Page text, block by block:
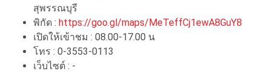
สุพรรณบุรี
พิกัด : https://goo.gl/maps/MeTeffCj1ewA8GuY8
เปิดให้เข้าชม : 08.00-17.00 น
โทร : 0-3553-0113
เว็บไซต์ : -